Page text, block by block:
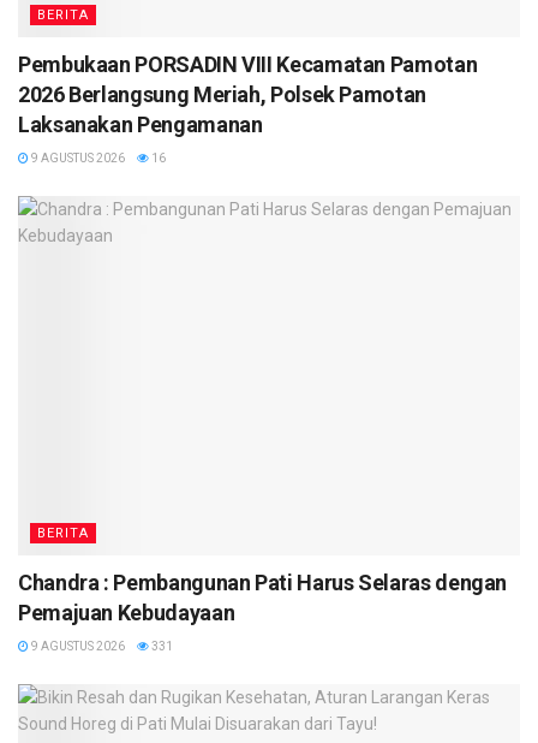
BERITA
Pembukaan PORSADIN VIII Kecamatan Pamotan
2026 Berlangsung Meriah, Polsek Pamotan
Laksanakan Pengamanan
9 AGUSTUS 2026 16
BERITA
Chandra : Pembangunan Pati Harus Selaras dengan
Pemajuan Kebudayaan
9 AGUSTUS 2026 331